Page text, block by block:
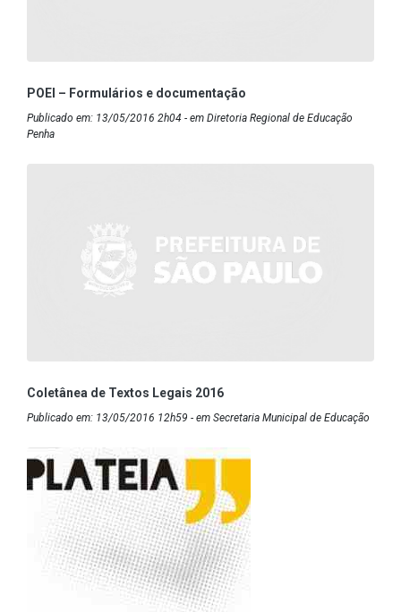
POEI – Formulários e documentação
Publicado em: 13/05/2016 2h04 - em Diretoria Regional de Educação
Penha
Coletânea de Textos Legais 2016
Publicado em: 13/05/2016 12h59 - em Secretaria Municipal de Educação